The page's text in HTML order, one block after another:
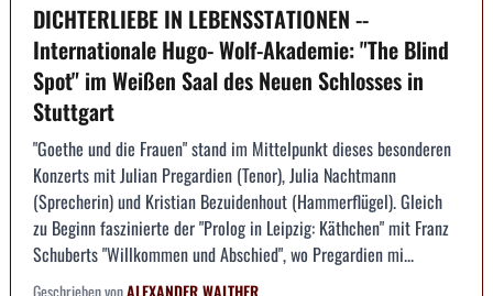
DICHTERLIEBE IN LEBENSSTATIONEN --
Internationale Hugo- Wolf-Akademie: "The Blind
Spot" im Weißen Saal des Neuen Schlosses in
Stuttgart
"Goethe und die Frauen" stand im Mittelpunkt dieses besonderen
Konzerts mit Julian Pregardien (Tenor), Julia Nachtmann
(Sprecherin) und Kristian Bezuidenhout (Hammerflügel). Gleich
zu Beginn faszinierte der "Prolog in Leipzig: Käthchen" mit Franz
Schuberts "Willkommen und Abschied", wo Pregardien mi...
Geschrieben vonALEXANDER WALTHER